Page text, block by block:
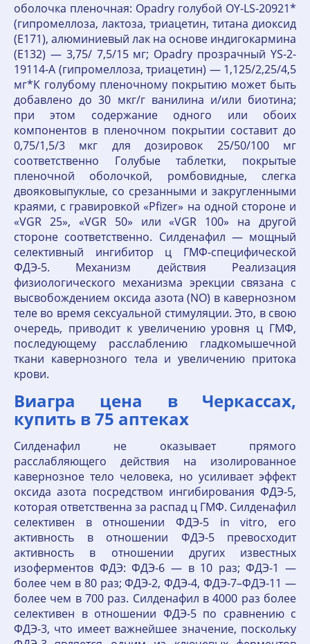
оболочка пленочная: Opadry голубой OY-LS-20921*
(гипромеллоза, лактоза, триацетин, титана диоксид
(Е171), алюминиевый лак на основе индигокармина
(Е132) — 3,75/ 7,5/15 мг; Opadry прозрачный YS-2-
19114-A (гипромеллоза, триацетин) — 1,125/2,25/4,5
мг*К голубому пленочному покрытию может быть
добавлено до 30 мкг/г ванилина и/или биотина;
при этом содержание одного или обоих
компонентов в пленочном покрытии составит до
0,75/1,5/3 мкг для дозировок 25/50/100 мг
соответственно Голубые таблетки, покрытые
пленочной оболочкой, ромбовидные, слегка
двояковыпуклые, со срезанными и закругленными
краями, с гравировкой «Pfizer» на одной стороне и
«VGR 25», «VGR 50» или «VGR 100» на другой
стороне соответственно. Силденафил — мощный
селективный ингибитор ц ГМФ-специфической
ФДЭ-5. Механизм действия Реализация
физиологического механизма эрекции связана с
высвобождением оксида азота (NO) в кавернозном
теле во время сексуальной стимуляции. Это, в свою
очередь, приводит к увеличению уровня ц ГМФ,
последующему расслаблению гладкомышечной
ткани кавернозного тела и увеличению притока
крови.
Виагра цена в Черкассах,
купить в 75 аптеках
Силденафил не оказывает прямого
расслабляющего действия на изолированное
кавернозное тело человека, но усиливает эффект
оксида азота посредством ингибирования ФДЭ-5,
которая ответственна за распад ц ГМФ. Силденафил
селективен в отношении ФДЭ-5 in vitro, его
активность в отношении ФДЭ-5 превосходит
активность в отношении других известных
изоферментов ФДЭ: ФДЭ-6 — в 10 раз; ФДЭ-1 —
более чем в 80 раз; ФДЭ-2, ФДЭ-4, ФДЭ-7–ФДЭ-11 —
более чем в 700 раз. Силденафил в 4000 раз более
селективен в отношении ФДЭ-5 по сравнению с
ФДЭ-3, что имеет важнейшее значение, поскольку